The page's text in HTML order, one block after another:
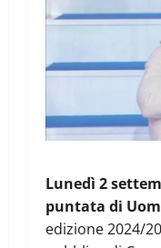
Lunedì 2
puntata di
edizione 2024/